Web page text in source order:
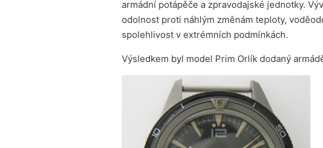
armádní potápěče a zpravodajské jednotky.
odolnost proti náhlým změnám teploty,
spolehlivost v extrémních podmínkách.
Výsledkem byl model Prim Orlík dodaný